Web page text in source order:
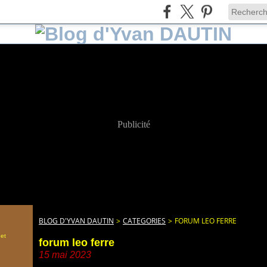
Publicité
et
BLOG D'YVAN DAUTIN > CATEGORIES > FORUM LEO FERRE
forum leo ferre
15 mai 2023